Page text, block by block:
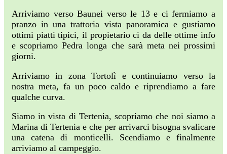
Arriviamo verso Baunei verso le 13 e ci fermiamo a
pranzo in una trattoria vista panoramica e gustiamo
ottimi piatti tipici, il propietario ci da delle ottime info
e scopriamo Pedra longa che sarà meta nei prossimi
giorni.
Arriviamo in zona Tortolì e continuiamo verso la
nostra meta, fa un poco caldo e riprendiamo a fare
qualche curva.
Siamo in vista di Tertenia, scopriamo che noi siamo a
Marina di Tertenia e che per arrivarci bisogna svalicare
una catena di monticelli. Scendiamo e finalmente
arriviamo al campeggio.